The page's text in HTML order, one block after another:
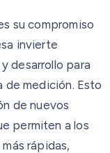
su compromiso
invierte
desarrollo para
de medición. Esto
de nuevos
permiten a los
rápidas,